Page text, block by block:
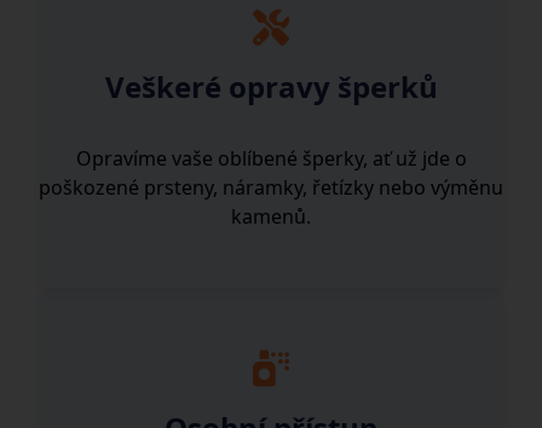
Veškeré opravy šperků
Opravíme vaše oblíbené šperky, ať už jde o
poškozené prsteny, náramky, řetízky nebo výměnu
kamenů.